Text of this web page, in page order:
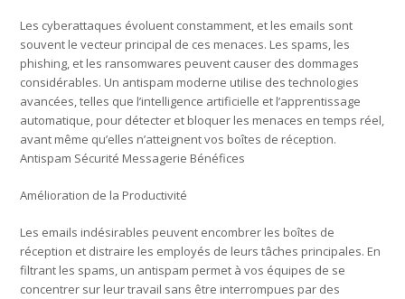
Les cyberattaques évoluent constamment, et les emails sont
souvent le vecteur principal de ces menaces. Les spams, les
phishing, et les ransomwares peuvent causer des dommages
considérables. Un antispam moderne utilise des technologies
avancées, telles que l’intelligence artificielle et l’apprentissage
automatique, pour détecter et bloquer les menaces en temps réel,
avant même qu’elles n’atteignent vos boîtes de réception.
Antispam Sécurité Messagerie Bénéfices
Amélioration de la Productivité
Les emails indésirables peuvent encombrer les boîtes de
réception et distraire les employés de leurs tâches principales. En
filtrant les spams, un antispam permet à vos équipes de se
concentrer sur leur travail sans être interrompues par des